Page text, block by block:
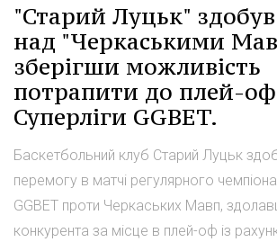
"Старий Луцьк"
над "Черкаськими
зберігши можливість
потрапити до плей-оф
Суперліги GGBET.
Баскетбольний клуб Старий Луцьк
перемогу в матчі регулярного
GGBET проти Черкаських Мавп,
конкурента за місце в плей-оф із